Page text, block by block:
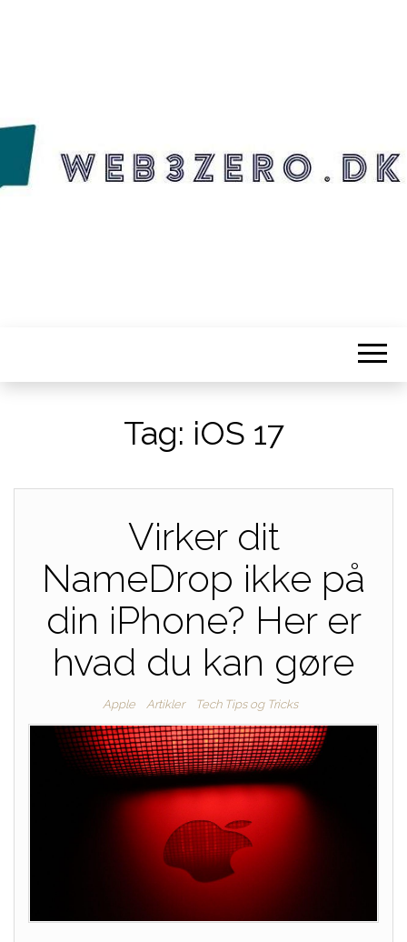
WEB3ZERO.DK
Web3zero.dk
Tag: iOS 17
Virker dit
NameDrop ikke på
din iPhone? Her er
hvad du kan gøre
Apple Artikler Tech Tips og Tricks